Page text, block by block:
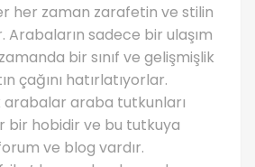
her zaman zarafetin ve stilin
Arabaların sadece bir ulaşım
bir sınıf ve gelişmişlik
çağını hatırlatıyorlar.
arabalar araba tutkunları
bir hobidir ve bu tutkuya
ve blog vardır.